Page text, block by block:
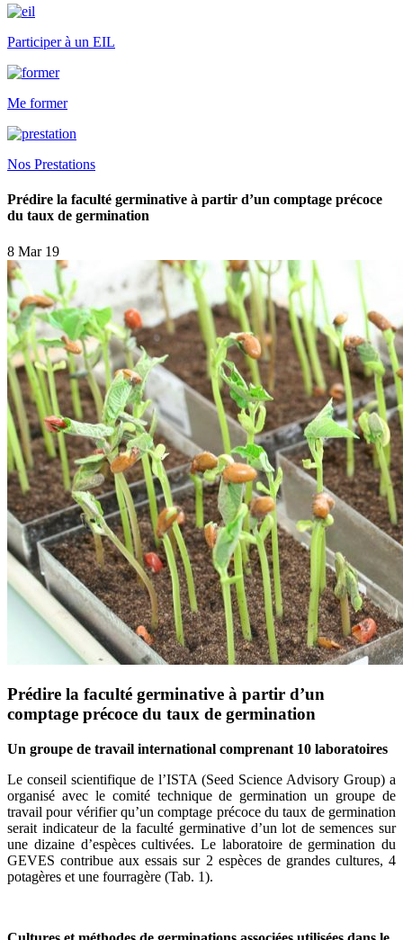
Participer à un EIL
Me former
Nos Prestations
Prédire la faculté germinative à partir d’un comptage précoce
du taux de germination
8 Mar 19
Prédire la faculté germinative à partir d’un
comptage précoce du taux de germination
Un groupe de travail international comprenant 10 laboratoires
Le conseil scientifique de l’ISTA (Seed Science Advisory Group) a
organisé avec le comité technique de germination un groupe de
travail pour vérifier qu’un comptage précoce dutaux de germination
serait indicateur de la faculté germinative d’un lot de semences sur
une dizaine d’espèces cultivées. Le laboratoire de germination du
GEVES contribue aux essais sur 2 espèces de grandes cultures, 4
potagères et une fourragère (Tab. 1).